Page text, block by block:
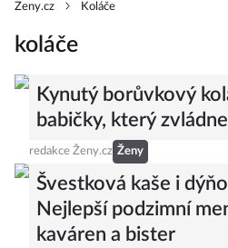
Zeny.cz Koláče
koláče
Kynutý borůvkový
babičky, který
redakce Ženy.cz Ženy
Švestková kaše i
Nejlepší podzimní
kaváren a bister